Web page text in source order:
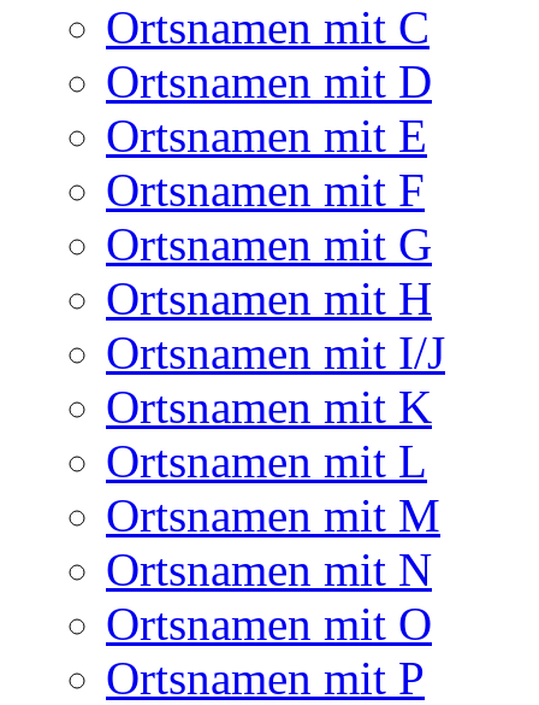
Ortsnamen mit C
Ortsnamen mit D
Ortsnamen mit E
Ortsnamen mit F
Ortsnamen mit G
Ortsnamen mit H
Ortsnamen mit I/J
Ortsnamen mit K
Ortsnamen mit L
Ortsnamen mit M
Ortsnamen mit N
Ortsnamen mit O
Ortsnamen mit P